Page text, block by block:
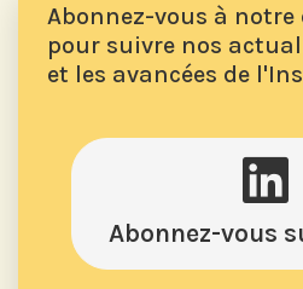
Abonnez-vous à
pour suivre nos
et les avancées de
Abonnez-vous